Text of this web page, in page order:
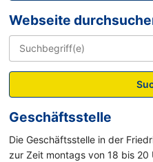
Webseite
Geschäftsstelle
Die Geschäftsstelle in der
zur Zeit montags von 18 bis